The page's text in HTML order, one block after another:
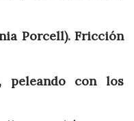
Porcell). Fricción
peleando con los